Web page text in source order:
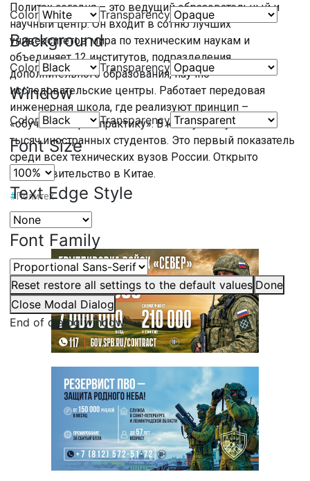
Color Transparency
Background
Color Transparency
Window
Color Transparency
Font Size
Text Edge Style
Font Family
Reset restore all settings to the default values Done
Close Modal Dialog
End of dialog window.
Политех сегодня – это ведущий образовательный и
научный центр. Он входит в сотню лучших
университетов мира по техническим наукам и
объединяет 12 институтов, подразделения
дополнительного образования, научно-
исследовательские центры. Работает передовая
инженерная школа, где реализуют принцип –
«обучение через практику». В кампусе обучается 5
тысяч иностранных студентов. Это первый показатель
среди всех технических вузов России. Открыто
представительство в Китае.
#Политех